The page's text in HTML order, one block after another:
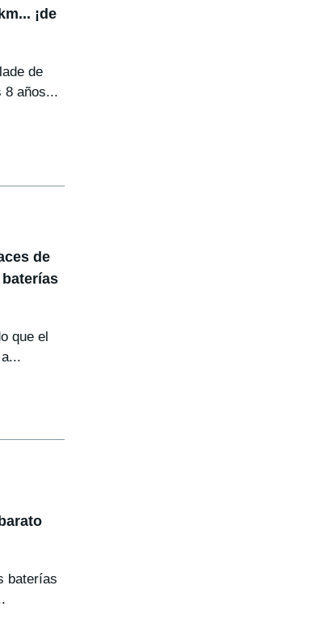
¡de
de
8 años...
de
que el
baterías